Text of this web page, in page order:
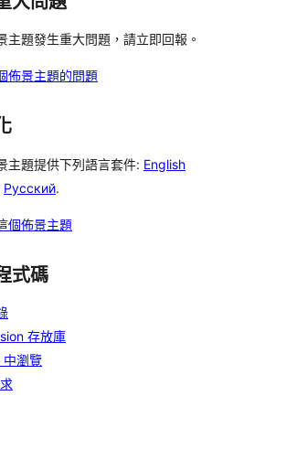
主題發生重大問題，請立即回報。
佈景主題的問題
主題提供下列語言套件: English
Русский.
個佈景主題
式碼
存放庫
瀏覽